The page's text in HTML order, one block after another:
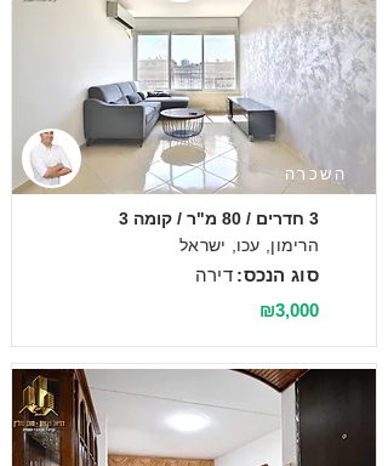
השכרה
3 חדרים / 80 מ"ר / קומה 3
הרימון, עכו, ישראל
דירה סוג הנכס:
₪3,000